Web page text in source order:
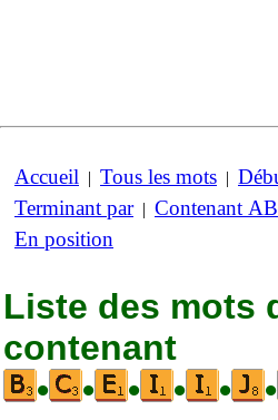
Accueil | Tous les mots |
Terminant par| Contenant AB
En position
Liste des mots
contenant
•
• • • • •